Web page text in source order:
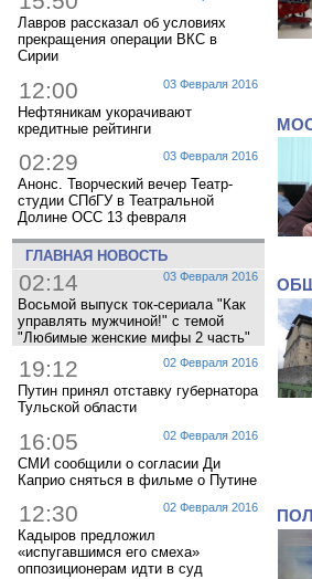
Лавров рассказал об условиях
прекращения операции ВКС в
Сирии
03 Февраля 2016
12:00
Нефтяникам укорачивают
кредитные рейтинги
03 Февраля 2016
02:29
Анонс. Творческий вечер Театр-
студии СПбГУ в Театральной
Долине ОСС 13 февраля
ГЛАВНАЯ НОВОСТЬ
03 Февраля 2016
02:14
Восьмой выпуск ток-сериала "Как
управлять мужчиной!" с темой
"Любимые женские мифы 2 часть"
02 Февраля 2016
19:12
Путин принял отставку губернатора
Тульской области
02 Февраля 2016
16:05
СМИ сообщили о согласии Ди
Каприо сняться в фильме о Путине
02 Февраля 2016
12:30
Кадыров предложил
«испугавшимся его смеха»
оппозиционерам идти в суд